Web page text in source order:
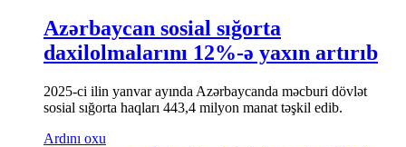
Azərbaycan sosial sığorta
daxilolmalarını 12%-ə yaxın artırıb
2025-ci ilin yanvar ayında Azərbaycanda məcburi dövlət
sosial sığorta haqları 443,4 milyon manat təşkil edib.
Ardını oxu